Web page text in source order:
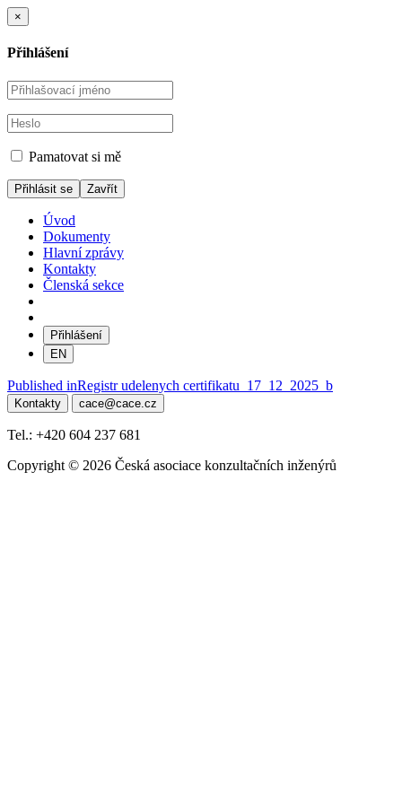
×
Přihlášení
Pamatovat si mě
Zavřít
Úvod
Dokumenty
Hlavní zprávy
Kontakty
Členská sekce
Přihlášení
EN
Navigace
pro
příspěvek
Published inRegistr udelenych certifikatu_17_12_2025_b
Kontakty cace@cace.cz
Tel.: +420 604 237 681
Copyright © 2026 Česká asociace konzultačních inženýrů